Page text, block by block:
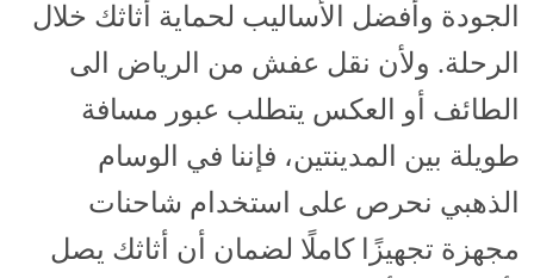
الجودة وأفضل الأساليب لحماية أثاثك خلال
الرحلة. ولأن نقل عفش من الرياض الى
الطائف أو العكس يتطلب عبور مسافة
طويلة بين المدينتين، فإننا في الوسام
الذهبي نحرص على استخدام شاحنات
مجهزة تجهيزًا كاملًا لضمان أن أثاثك يصل